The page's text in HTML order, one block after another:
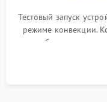
Тестовый запуск
режиме конвекции.
срабатывания
температуры и